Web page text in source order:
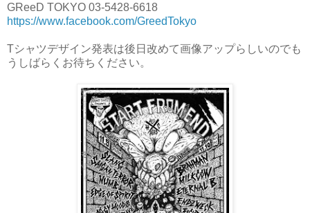
GReeD TOKYO 03-5428-6618
https://www.facebook.com/GreedTokyo
Tシャツデザイン発表は後日改めて画像アップらしいのでも
うしばらくお待ちください。